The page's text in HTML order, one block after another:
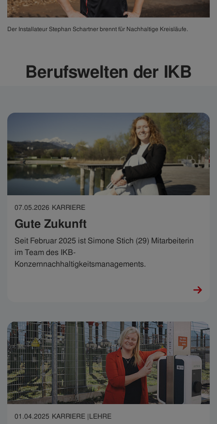
Der Installateur Stephan Schartner brennt für Nachhaltige Kreisläufe.
Berufswelten der IKB
07.05.2026 KARRIERE
Gute Zukunft
Seit Februar 2025 ist Simone Stich (29) Mitarbeiterin
im Team des IKB-
Konzernnachhaltigkeitsmanagements.
01.04.2025 KARRIERE |LEHRE